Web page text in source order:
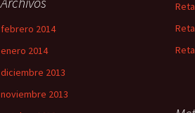
febrero 2014
enero 2014
diciembre 2013
noviembre 2013